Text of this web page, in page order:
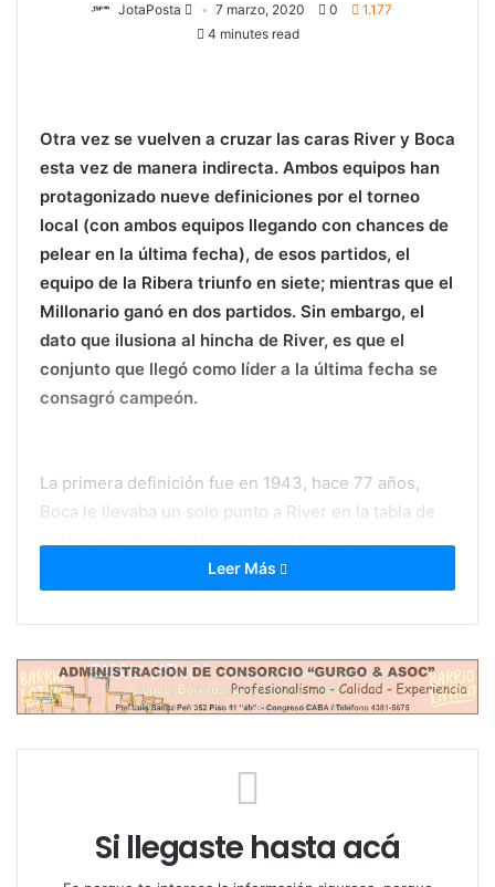
JotaPosta 7 marzo, 2020 0
1.177
4 minutes read
Otra vez se vuelven a cruzar las caras River y Boca
esta vez de manera indirecta. Ambos equipos han
protagonizado nueve definiciones por el torneo
local (con ambos equipos llegando con chances de
pelear en la última fecha), de esos partidos, el
equipo de la Ribera triunfo en siete; mientras que el
Millonario ganó en dos partidos. Sin embargo, el
dato que ilusiona al hincha de River, es que el
conjunto que llegó como líder a la última fecha se
consagró campeón.
La primera definición fue en 1943, hace 77 años,
Boca le llevaba un solo punto a River en la tabla de
posiciones. El Xeneize que tenía figuras como
Varela, Boyé, Vaca, Sarlanga, entre otros, tuvo un
ganar en cinco partidos incluido el Superclásico
donde perdió por 3 a 1) pero el conjunto de la Ribera
se recuperó y llegó a la última fecha líder. Boca
visitaba a Ferro en Caballito y con dos goles de
campeón; pese a que el Millonario le ganará 3 a 1 a
Estudiantes de la Plata (con un gol de Labruna).
Leer Más
Si llegaste hasta acá